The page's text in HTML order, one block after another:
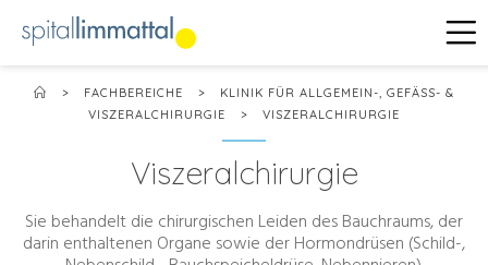
> FACHBEREICHE >
KLINIK FÜR ALLGEMEIN-, GEFÄSS- &
VISZERALCHIRURGIE
> VISZERALCHIRURGIE
Viszeralchirurgie
Sie behandelt die chirurgischen Leiden des Bauchraums, der
darin enthaltenen Organe sowie der Hormondrüsen (Schild-,